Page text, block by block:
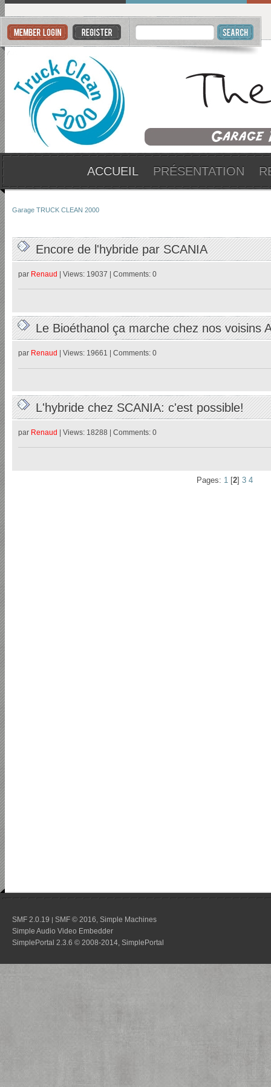
ACCUEIL PRÉSENTATION
Garage TRUCK CLEAN 2000
Encore de l'hybride par SCANIA
par Renaud | Views: 19037 | Comments: 0
Le Bioéthanol ça marche chez nos voisins
par Renaud | Views: 19661 | Comments: 0
L'hybride chez SCANIA: c'est possible!
par Renaud | Views: 18288 | Comments: 0
Pages: 1 [2] 3 4
SMF 2.0.19 | SMF © 2016 Simple Machines
Simple Audio Video Embedder
SimplePortal 2.3.6 © 2008-2014, SimplePortal